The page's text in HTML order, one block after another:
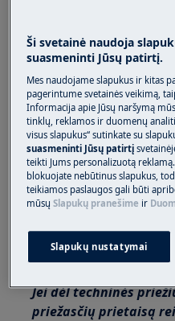
Šioje platformoje nėra
jungiklio.
Prieš pradėdami
komponentus,
atjungtumėte
Kai kurie mechaninės
susižaloti, todėl
elkitės atsargiai.
Prieš pastatydami jį
iš prietaiso vandens.
Jei dėl techninės
priežasčių prietaisą
Ši svetainė naudoja
suasmeninti Jūsų patirtį.
Mes naudojame slapukus ir kitas
pagerintume svetainės veikimą,
Informacija apie Jūsų naršymą
tinklų, reklamos ir duomenų
visus slapukus“ sutinkate su
suasmeninti Jūsų patirtį
teikti Jums personalizuotą
blokuojate nebūtinus slapukus,
teikiamos paslaugos gali būti
mūsųSlapukų pranešime ir
Slapukų nustatymai